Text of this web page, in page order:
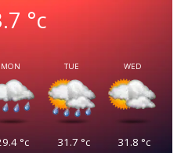
°c
MON
°c
TUE
31.7 °c
WED
31.8 °c